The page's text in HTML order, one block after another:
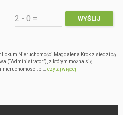
Nieruchomości Magdalena Krok z siedzibą
(“Administrator”), z którym można się
nieruchomosci.pl… czytaj więcej